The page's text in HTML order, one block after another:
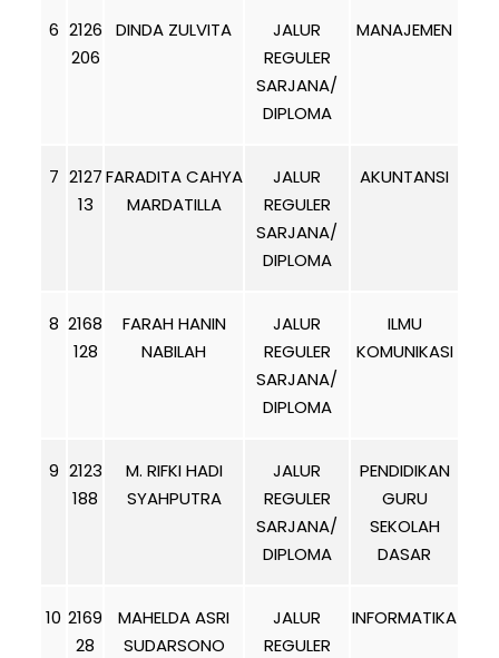
6 2126
206
DINDA ZULVITA
JALUR
REGULER
SARJANA/
DIPLOMA
MANAJEMEN
7 2127
13
FARADITA CAHYA
MARDATILLA
JALUR
REGULER
SARJANA/
DIPLOMA
AKUNTANSI
8 2168
128
FARAH HANIN
NABILAH
JALUR
REGULER
SARJANA/
DIPLOMA
ILMU
KOMUNIKASI
9 2123
188
M. RIFKI HADI
SYAHPUTRA
JALUR
REGULER
SARJANA/
DIPLOMA
PENDIDIKAN
GURU
SEKOLAH
DASAR
10 2169
28
MAHELDA ASRI
SUDARSONO
JALUR
REGULER
INFORMATIKA